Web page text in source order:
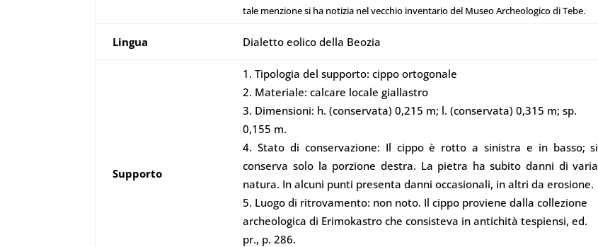
tale menzione si ha notizia nel vecchio inventario del Museo Archeologico di Tebe.
Lingua Dialetto eolico della Beozia
Supporto
Tipologia del supporto: cippo ortogonale
Materiale: calcare locale giallastro
Dimensioni: h. (conservata) 0,215 m; l. (conservata) 0,315 m; sp.
0,155 m.
Stato di conservazione: Il cippo è rotto a sinistra e in basso; si
conserva solo la porzione destra. La pietra ha subito danni di varia
natura. In alcuni punti presenta danni occasionali, in altri da erosione.
Luogo di ritrovamento: non noto. Il cippo proviene dalla collezione
archeologica di Erimokastro che consisteva in antichità tespiensi, ed.
pr., p. 286.